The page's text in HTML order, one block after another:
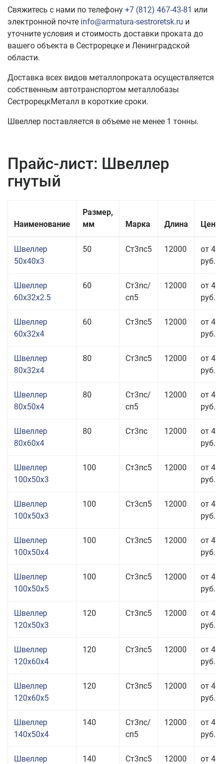
Свяжитесь с нами по телефону +7 (812) 467-43-81 или
электронной почте info@armatura-sestroretsk.ru и
уточните условия и стоимость доставки проката до
вашего объекта в Сестрорецке и Ленинградской
области.
Доставка всех видов металлопроката осуществляется
собственным автотранспортом металлобазы
СестрорецкМеталл в короткие сроки.
Швеллер поставляется в объеме не менее 1 тонны.
Прайс-лист: Швеллер
гнутый
Наименование
Размер,
мм
Марка Длина Цена
Швеллер
50x40x3
50 Ст3пс5 12000
от 41
руб.
Швеллер
60x32x2.5
60
Ст3пс/
сп5
12000
от 40
руб.
Швеллер
60x32x4
60 Ст3пс5 12000
от 41
руб.
Швеллер
80x32x4
80 Ст3пс5 12000
от 40
руб.
Швеллер
80x50x4
80
Ст3пс/
сп5
12000
от 40
руб.
Швеллер
80x60x4
80 Ст3пс 12000
от 41
руб.
Швеллер
100x50x3
100 Ст3пс5 12000
от 41
руб.
Швеллер
100x50x3
100 Ст3сп5 12000
от 41
руб.
Швеллер
100x50x4
100 Ст3пс5 12000
от 41
руб.
Швеллер
100x50x5
100 Ст3пс5 12000
от 42
руб.
Швеллер
120x50x3
120 Ст3пс5 12000
от 44
руб.
Швеллер
120x60x4
120 Ст3пс5 12000
от 41
руб.
Швеллер
120x60x5
120 Ст3пс5 12000
от 43
руб.
Швеллер
140x50x4
140
Ст3пс/
сп5
12000
от 49
руб.
Швеллер
140 Ст3пс5 12000
от 44